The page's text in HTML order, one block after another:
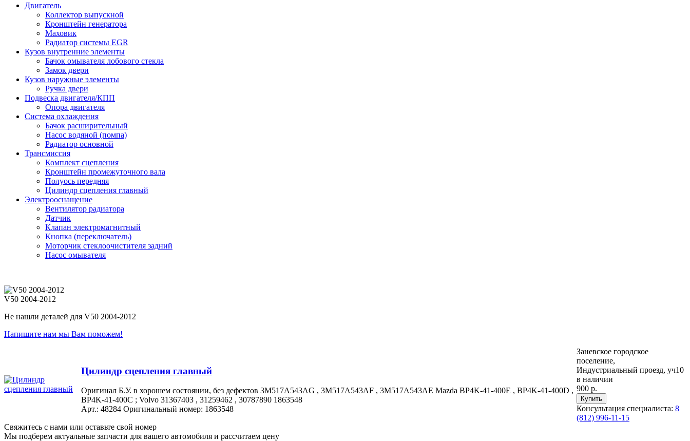
Двигатель
Коллектор выпускной
Кронштейн генератора
Маховик
Радиатор системы EGR
Кузов внутренние элементы
Бачок омывателя лобового стекла
Замок двери
Кузов наружные элементы
Ручка двери
Подвеска двигателя/КПП
Опора двигателя
Система охлаждения
Бачок расширительный
Насос водяной (помпа)
Радиатор основной
Трансмиссия
Комплект сцепления
Кронштейн промежуточного вала
Полуось передняя
Цилиндр сцепления главный
Электрооснащение
Вентилятор радиатора
Датчик
Клапан электромагнитный
Кнопка (переключатель)
Моторчик стеклоочистителя задний
Насос омывателя
V50 2004-2012
Не нашли деталей для V50 2004-2012
Напишите нам мы Вам поможем!
Цилиндр сцепления главный
Оригинал Б.У. в хорошем состоянии, без дефектов 3M517A543AG , 3M517A543AF , 3M517A543AE Mazda BP4K-41-400E , BP4K-41-400D ,
BP4K-41-400C ; Volvo 31367403 , 31259462 , 30787890 1863548
Арт.: 48284 Оригинальный номер: 1863548
Заневское городское
поселение,
Индустриальный проезд, уч10
в наличии
900 р.
Консультация специалиста: 8
(812) 996-11-15
Свяжитесь с нами или оставьте свой номер
Мы подберем актуальные запчасти для вашего автомобиля и рассчитаем цену